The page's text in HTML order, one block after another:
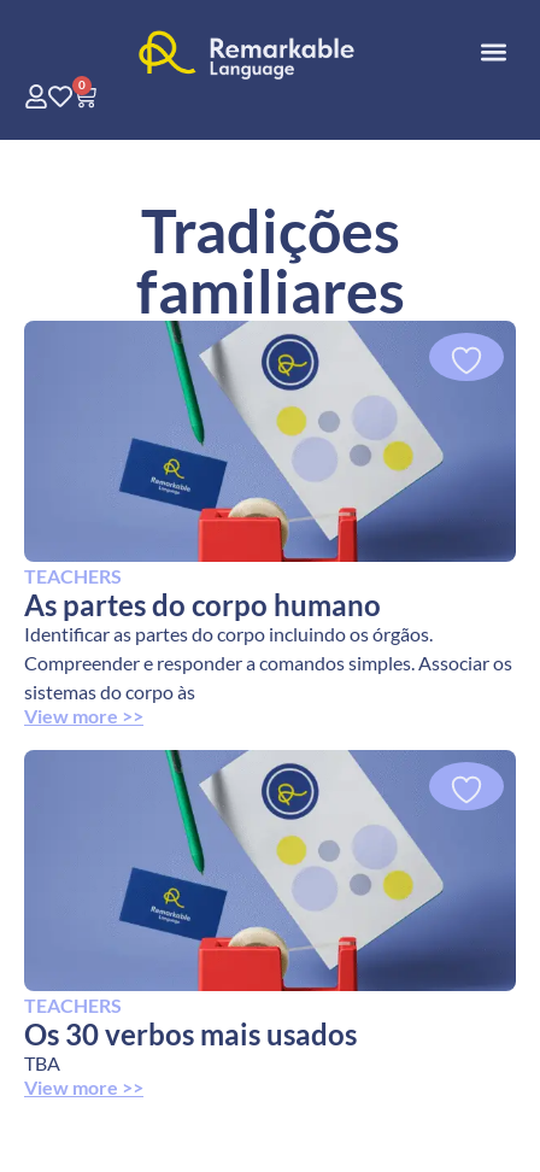
0
Tradições
familiares
TEACHERS
As partes do corpo humano
Identificar as partes do corpo incluindo os órgãos.
Compreender e responder a comandos simples. Associar os
sistemas do corpo às
View more >>
TEACHERS
Os 30 verbos mais usados
TBA
View more >>